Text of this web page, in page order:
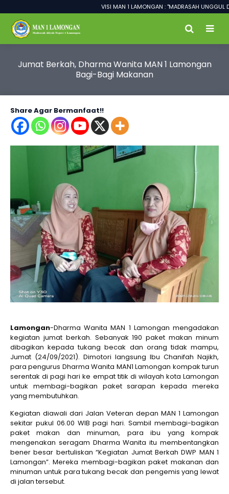
VISI MAN 1 LAMONGAN : "MADRASAH UNGGUL
Jumat Berkah, Dharma Wanita MAN 1 Lamongan
Bagi-Bagi Makanan
Share Agar Bermanfaat!!
Lamongan-Dharma Wanita MAN 1 Lamongan mengadakan
kegiatan jumat berkah. Sebanyak 190 paket makan minum
dibagikan kepada tukang becak dan orang tidak mampu,
Jumat (24/09/2021). Dimotori langsung Ibu Chanifah Najikh,
para pengurus Dharma Wanita MAN1 Lamongan kompak turun
serentak di pagi hari ke empat titik di wilayah kota Lamongan
untuk membagi-bagikan paket sarapan kepada mereka
yang membutuhkan.
Kegiatan diawali dari Jalan Veteran depan MAN 1 Lamongan
sekitar pukul 06.00 WIB pagi hari. Sambil membagi-bagikan
paket makan dan minuman, para ibu yang kompak
mengenakan seragam Dharma Wanita itu membentangkan
bener besar bertuliskan “Kegiatan Jumat Berkah DWP MAN 1
Lamongan”. Mereka membagi-bagikan paket makanan dan
minuman untuk para tukang becak dan pengemis yang lewat
di jalan tersebut.